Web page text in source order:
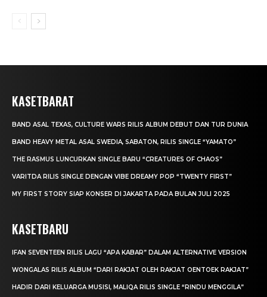
KASETBARAT
BAND ASAL TEXAS, CULTURE WARS RILIS ALBUM DEBUT DAN TUR DUNIA
BAND HEAVY METAL ASAL SWEDIA, SABATON, RILIS SINGLE “YAMATO”
THE RASMUS LUNCURKAN SINGLE BARU “CREATURES OF CHAOS”
VARITDA RILIS SINGLE DENGAN VIBE DREAMY POP “TWENTY FIRST”
MY FIRST STORY SIAP KONSER DI JAKARTA PADA BULAN JULI 2025
KASETBARU
IFAN SEVENTEEN RILIS LAGU “APA KABAR” DALAM ALTERNATIVE VERSION
WONGALAS RILIS ALBUM “DARI RAKJAT OLEH RAKJAT OENTOEK RAKJAT”
HADIR DARI KELUARGA MUSISI, MALIQA RILIS SINGLE “RINDU MENGGILA”